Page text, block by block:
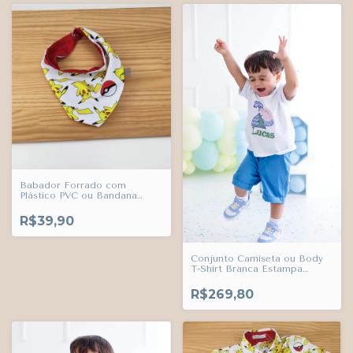
Babador Forrado com
Plástico PVC ou Bandana
Infantil Bebê Índigo Trend
R$39,90
Conjunto Camiseta ou Body
T-Shirt Branca Estampa
da Criança e Bermuda Azul
Maya Esporte Fino Índigo
Trend
R$269,80